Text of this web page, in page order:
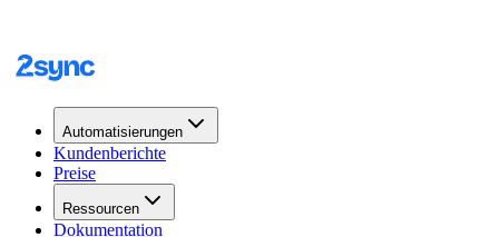
Automatisierungen
Kundenberichte
Preise
Ressourcen
Dokumentation